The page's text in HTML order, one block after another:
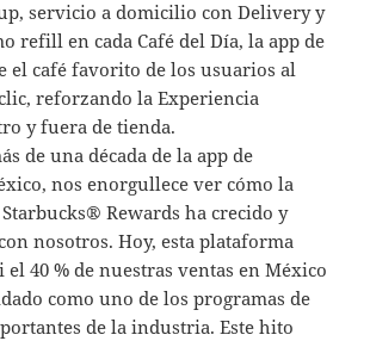
servicio a domicilio con Delivery y
refill en cada Café del Día, la app de
el café favorito de los usuarios al
reforzando la Experiencia
y fuera de tienda.
de una década de la app de
nos enorgullece ver cómo la
Rewards ha crecido y
nosotros. Hoy, esta plataforma
el 40 % de nuestras ventas en México
como uno de los programas de
de la industria. Este hito